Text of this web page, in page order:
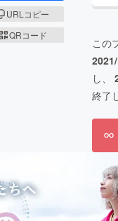
URLコピー
QRコード
この
し、
終了